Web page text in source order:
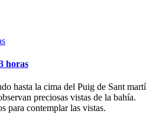
horas
hasta la cima del Puig de Sant martí
preciosas vistas de la bahía.
para contemplar las vistas.